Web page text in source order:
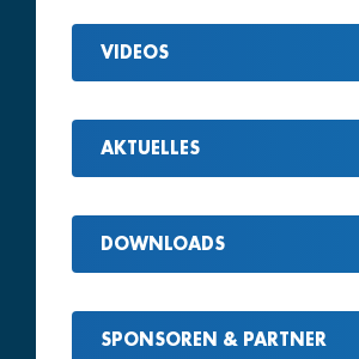
VIDEOS
AKTUELLES
DOWNLOADS
SPONSOREN & PARTNER